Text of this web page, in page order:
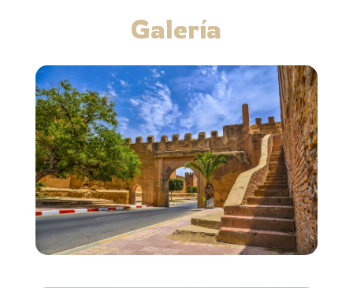
Galería